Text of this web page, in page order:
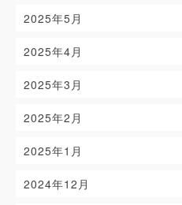
2025年5月
2025年4月
2025年3月
2025年2月
2025年1月
2024年12月